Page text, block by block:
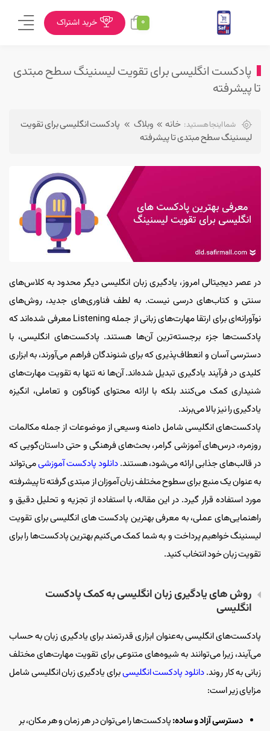
0 خرید اشتراک
پادکست انگلیسی برای تقویت لیسنینگ سطح مبتدی
تا پیشرفته
شما اینجا هستید: خانه وبلاگ
پادکست انگلیسی برای تقویت
لیسنینگ سطح مبتدی تا پیشرفته
در عصر دیجیتالی امروز، یادگیری زبان انگلیسی دیگر محدود به کلاس‌های
سنتی و کتاب‌های درسی نیست. به لطف فناوری‌های جدید، روش‌های
نوآورانه‌ای برای ارتقا مهارت‌های زبانی از جمله Listening معرفی شده‌اند که
پادکست‌ها جزء برجسته‌ترین آن‌ها هستند. پادکست‌های انگلیسی، با
دسترسی آسان و انعطاف‌پذیری که برای شنوندگان فراهم می‌آورند، به ابزاری
کلیدی در فرآیند یادگیری تبدیل شده‌اند. آن‌ها نه تنها به تقویت مهارت‌های
شنیداری کمک می‌کنند بلکه با ارائه محتوای گوناگون و تعاملی، انگیزه
یادگیری را نیز بالا می‌برند.
پادکست‌های انگلیسی شامل دامنه‌ وسیعی از موضوعات از جمله مکالمات
روزمره، درس‌های آموزشی گرامر، بحث‌های فرهنگی و حتی داستان‌گویی که
در قالب‌های جذابی ارائه می‌شود، هستند.دانلود پادکست‌ آموزشیمی‌تواند
به عنوان یک منبع برای سطوح مختلف زبان آموزان از مبتدی گرفته تا پیشرفته
مورد استفاده قرار گیرد. در این مقاله، با استفاده از تجزیه و تحلیل دقیق و
راهنمایی‌های عملی، به معرفی بهترین پادکست های انگلیسی برای تقویت
لیسنینگ خواهیم پرداخت و به شما کمک می‌کنیم بهترین پادکست‌ها را برای
تقویت زبان خود انتخاب کنید.
روش ‌های یادگیری زبان انگلیسی به کمک پادکست
انگلیسی
پادکست‌های انگلیسی به‌عنوان ابزاری قدرتمند برای یادگیری زبان به حساب
می‌آیند، زیرا می‌توانند به شیوه‌های متنوعی برای تقویت مهارت‌های مختلف
زبانی به کار روند.دانلود پادکست انگلیسیبرای یادگیری زبان انگلیسی شامل
مزایای زیر است:
دسترسی آزاد و ساده:پادکست‌ها را می‌توان در هر زمان و هر مکان، بر